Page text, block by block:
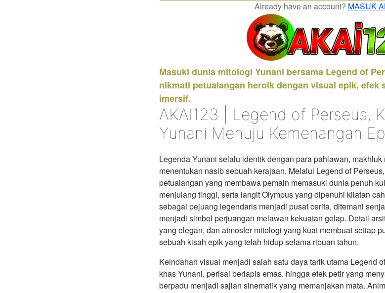
Already have an account? MASUK
Masuki dunia mitologi Yunani bersama Legend of
nikmati petualangan heroik dengan visual epik, efek
imersif.
AKAI123 | Legend of Perseus,
Yunani Menuju Kemenangan
Legenda Yunani selalu identik dengan para pahlawan,
menentukan nasib sebuah kerajaan. Melalui Legend of Perseus,
petualangan yang membawa pemain memasuki dunia penuh
menjulang tinggi, serta langit Olympus yang dipenuhi kilatan
sebagai pejuang legendaris menjadi pusat cerita, ditemani
menjadi simbol perjuangan melawan kekuatan gelap. Detail
yang elegan, dan atmosfer mitologi yang kuat membuat setiap
sebuah kisah epik yang telah hidup selama ribuan tahun.
Keindahan visual menjadi salah satu daya tarik utama Legend
khas Yunani, perisai berlapis emas, hingga efek petir yang
berpadu menjadi sajian sinematik yang memanjakan mata.